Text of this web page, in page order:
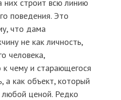
них строит всю линию
поведения. Это
что дама
не как личность,
человека,
чему и старающегося
а как объект, который
ценой. Редко